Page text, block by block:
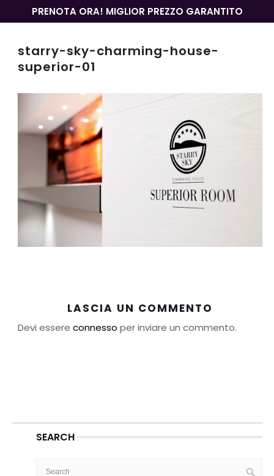
PRENOTA ORA! MIGLIOR PREZZO GARANTITO
starry-sky-charming-house-
superior-01
LASCIA UN COMMENTO
Devi essere connesso per inviare un commento.
SEARCH